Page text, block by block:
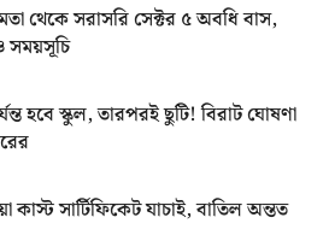
থেকে সরাসরি সেক্টর ৫ অবধি বাস,
হবে স্কুল, তারপরই ছুটি! বিরাট ঘোষণা
সার্টিফিকেট যাচাই, বাতিল অন্তত